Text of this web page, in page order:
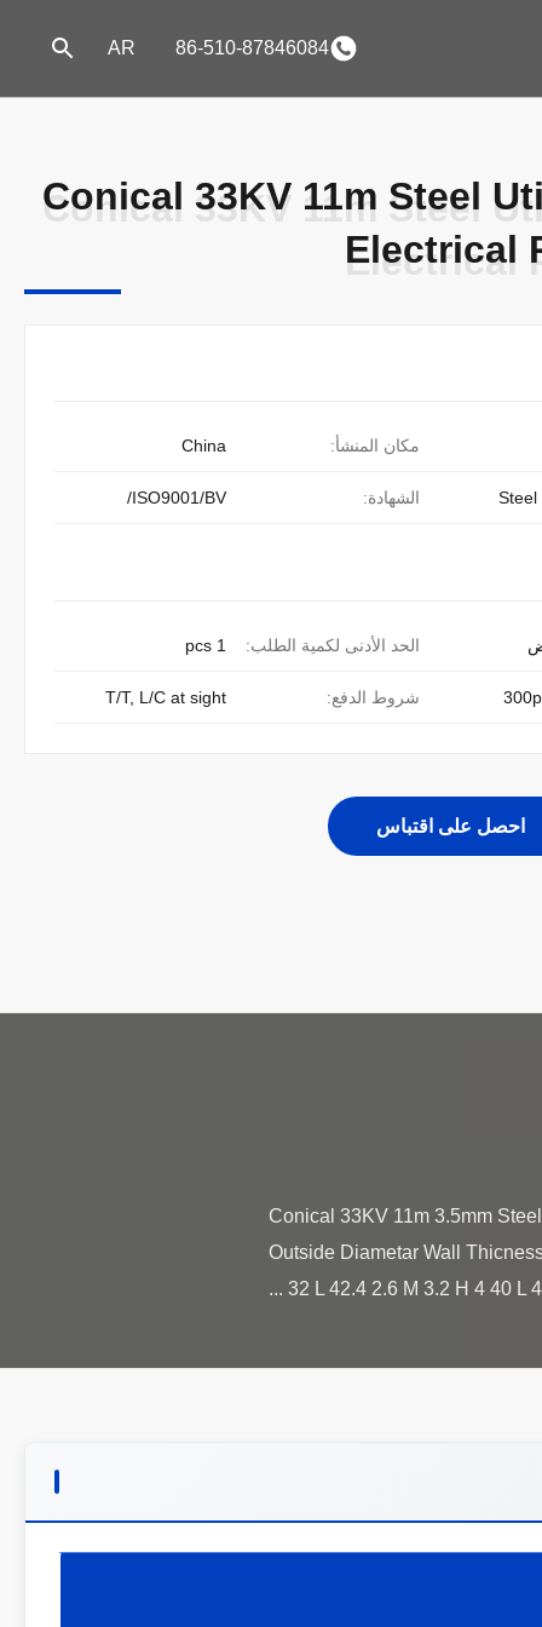
86-510-87846084
AR
Conical 33KV 11m Steel
Electrical
Conical 33KV 11m Steel
Electrical
مكان المنشأ: China
الشهادة: ISO9001/BV/ Steel
الحد الأدنى لكمية الطلب: 1 pcs
شروط الدفع: T/T, L/C at sight
احصل على اقتباس
Conical 33KV 11m 3.5mm
Outside Diametar Wall
32 L 42.4 2.6 M 3.2 H 4 40 L